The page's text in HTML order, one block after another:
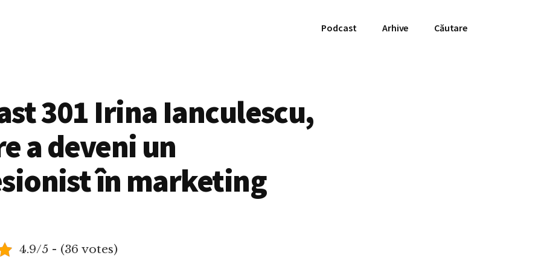
Podcast Arhive Căutare
301 Irina Ianculescu,
a deveni un
în marketing
4.9/5 - (36 votes)